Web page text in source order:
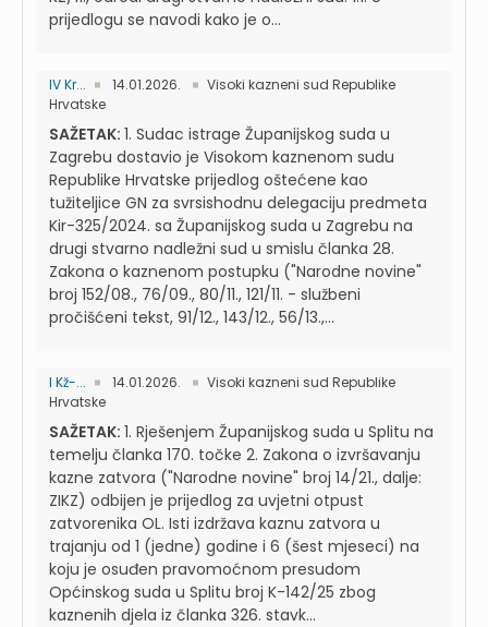
prijedlogu se navodi kako je o...
IV Kr... 14.01.2026.
Visoki kazneni sud Republike
Hrvatske
SAŽETAK: 1. Sudac istrage Županijskog suda u
Zagrebu dostavio je Visokom kaznenom sudu
Republike Hrvatske prijedlog oštećene kao
tužiteljice GN za svrsishodnu delegaciju predmeta
Kir-325/2024. sa Županijskog suda u Zagrebu na
drugi stvarno nadležni sud u smislu članka 28.
Zakona o kaznenom postupku ("Narodne novine"
broj 152/08., 76/09., 80/11., 121/11. - službeni
pročišćeni tekst, 91/12., 143/12., 56/13.,...
I Kž-... 14.01.2026.
Visoki kazneni sud Republike
Hrvatske
SAŽETAK: 1. Rješenjem Županijskog suda u Splitu na
temelju članka 170. točke 2. Zakona o izvršavanju
kazne zatvora ("Narodne novine" broj 14/21., dalje:
ZIKZ) odbijen je prijedlog za uvjetni otpust
zatvorenika OL. Isti izdržava kaznu zatvora u
trajanju od 1 (jedne) godine i 6 (šest mjeseci) na
koju je osuđen pravomoćnom presudom
Općinskog suda u Splitu broj K-142/25 zbog
kaznenih djela iz članka 326. stavk...